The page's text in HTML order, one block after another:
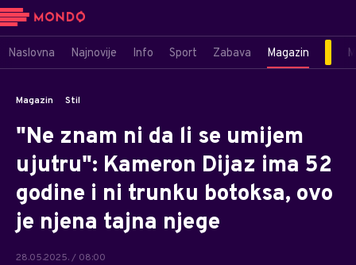
Naslovna Najnovije Info Sport Zabava Magazin
Magazin Stil
"Ne znam ni da li se umijem
ujutru": Kameron Dijaz ima 52
godine i ni trunku botoksa, ovo
je njena tajna njege
28.05.2025. / 08:00